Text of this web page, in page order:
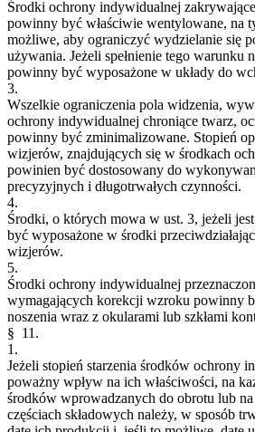
Środki ochrony indywidualnej zakrywające
powinny być właściwie wentylowane, na
możliwe, aby ograniczyć wydzielanie się
używania. Jeżeli spełnienie tego warunku
powinny być wyposażone w układy do
3.
Wszelkie ograniczenia pola widzenia,
ochrony indywidualnej chroniące twarz,
powinny być zminimalizowane. Stopień
wizjerów, znajdujących się w środkach
powinien być dostosowany do
precyzyjnych i długotrwałych czynności.
4.
Środki, o których mowa w ust. 3, jeżeli
być wyposażone w środki
wizjerów.
5.
Środki ochrony indywidualnej
wymagających korekcji wzroku powinny
noszenia wraz z okularami lub szkłami
§ 11.
1.
Jeżeli stopień starzenia środków ochrony
poważny wpływ na ich właściwości, na
środków wprowadzanych do obrotu lub
częściach składowych należy, w sposób